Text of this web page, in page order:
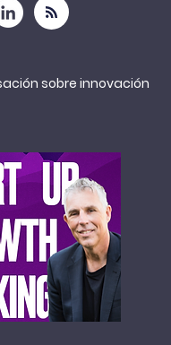
sobre innovación